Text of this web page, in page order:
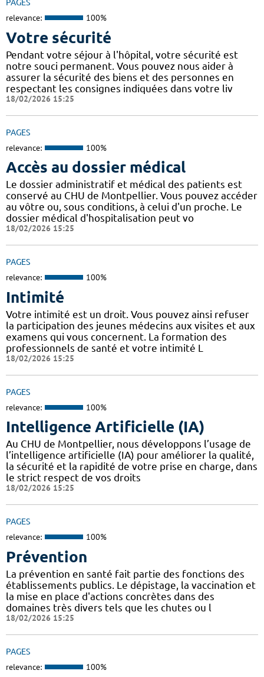
PAGES
relevance: 100%
Votre sécurité
Pendant votre séjour à l'hôpital, votre sécurité est
notre souci permanent. Vous pouvez nous aider à
assurer la sécurité des biens et des personnes en
respectant les consignes indiquées dans votre liv
18/02/2026 15:25
PAGES
relevance: 100%
Accès au dossier médical
Le dossier administratif et médical des patients est
conservé au CHU de Montpellier. Vous pouvez accéder
au vôtre ou, sous conditions, à celui d'un proche. Le
dossier médical d'hospitalisation peut vo
18/02/2026 15:25
PAGES
relevance: 100%
Intimité
Votre intimité est un droit. Vous pouvez ainsi refuser
la participation des jeunes médecins aux visites et aux
examens qui vous concernent. La formation des
professionnels de santé et votre intimité L
18/02/2026 15:25
PAGES
relevance: 100%
Intelligence Artificielle (IA)
Au CHU de Montpellier, nous développons l’usage de
l’intelligence artificielle (IA) pour améliorer la qualité,
la sécurité et la rapidité de votre prise en charge, dans
le strict respect de vos droits
18/02/2026 15:25
PAGES
relevance: 100%
Prévention
La prévention en santé fait partie des fonctions des
établissements publics. Le dépistage, la vaccination et
la mise en place d'actions concrètes dans des
domaines très divers tels que les chutes ou l
18/02/2026 15:25
PAGES
relevance: 100%